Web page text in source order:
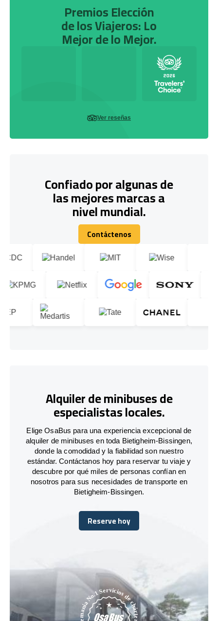
Premios Elección
de los Viajeros: Lo
Mejor de lo Mejor.
Ver reseñas
Confiado por algunas de
las mejores marcas a
nivel mundial.
Contáctenos
Contáctenos
Alquiler de minibuses de
especialistas locales.
Elige OsaBus para una experiencia excepcional de
alquiler de minibuses en toda Bietigheim-Bissingen,
donde la comodidad y la fiabilidad son nuestro
estándar. Contáctanos hoy para reservar tu viaje y
descubre por qué miles de personas confían en
nosotros para sus necesidades de transporte en
Bietigheim-Bissingen.
Reserve hoy
Reserve hoy